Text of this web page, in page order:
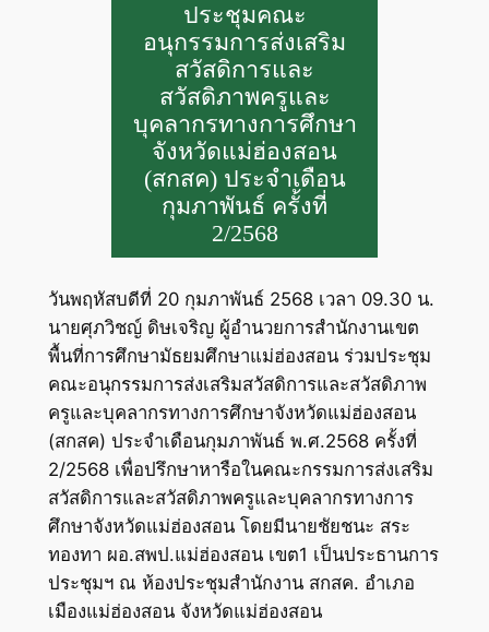
ประชุมคณะ
อนุกรรมการส่งเสริม
สวัสดิการและ
สวัสดิภาพครูและ
บุคลากรทางการศึกษา
จังหวัดแม่ฮ่องสอน
(สกสค) ประจำเดือน
กุมภาพันธ์ ครั้งที่
2/2568
วันพฤหัสบดีที่ 20 กุมภาพันธ์ 2568 เวลา 09.30 น.
นายศุภวิชญ์ ดิษเจริญ ผู้อำนวยการสำนักงานเขต
พื้นที่การศึกษามัธยมศึกษาแม่ฮ่องสอน ร่วมประชุม
คณะอนุกรรมการส่งเสริมสวัสดิการและสวัสดิภาพ
ครูและบุคลากรทางการศึกษาจังหวัดแม่ฮ่องสอน
(สกสค) ประจำเดือนกุมภาพันธ์ พ.ศ.2568 ครั้งที่
2/2568 เพื่อปรึกษาหารือในคณะกรรมการส่งเสริม
สวัสดิการและสวัสดิภาพครูและบุคลากรทางการ
ศึกษาจังหวัดแม่ฮ่องสอน โดยมีนายชัยชนะ สระ
ทองทา ผอ.สพป.แม่ฮ่องสอน เขต1 เป็นประธานการ
ประชุมฯ ณ ห้องประชุมสำนักงาน สกสค. อำเภอ
เมืองแม่ฮ่องสอน จังหวัดแม่ฮ่องสอน